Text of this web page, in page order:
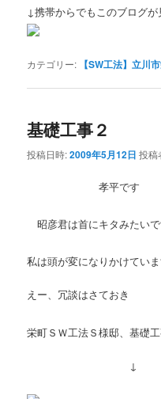
↓携帯からでもこのブログが
カテゴリー: 【SW工法】立川
基礎工事２
投稿日時:2009年5月12日 投
孝平です
昭彦君は首にキタみたい
私は頭が変になりかけてい
えー、冗談はさておき
栄町ＳＷ工法Ｓ様邸、基礎
↓